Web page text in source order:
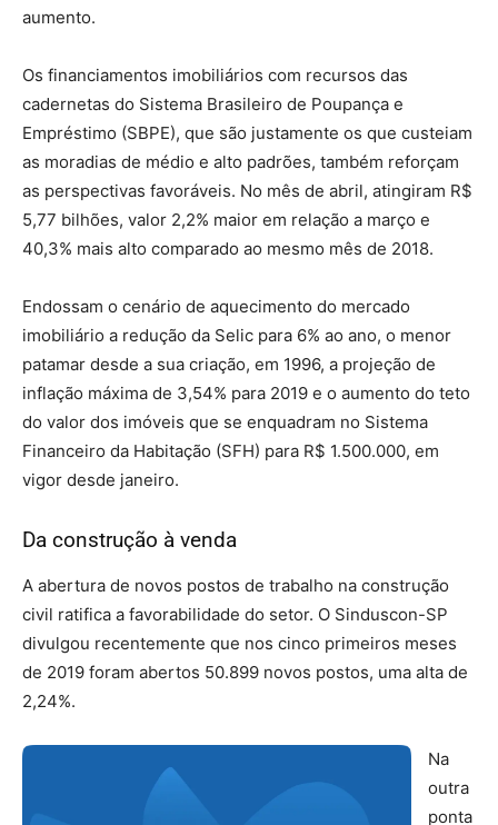
aumento.
Os financiamentos imobiliários com recursos das
cadernetas do Sistema Brasileiro de Poupança e
Empréstimo (SBPE), que são justamente os que custeiam
as moradias de médio e alto padrões, também reforçam
as perspectivas favoráveis. No mês de abril, atingiram R$
5,77 bilhões, valor 2,2% maior em relação a março e
40,3% mais alto comparado ao mesmo mês de 2018.
Endossam o cenário de aquecimento do mercado
imobiliário a redução da Selic para 6% ao ano, o menor
patamar desde a sua criação, em 1996, a projeção de
inflação máxima de 3,54% para 2019 e o aumento do teto
do valor dos imóveis que se enquadram no Sistema
Financeiro da Habitação (SFH) para R$ 1.500.000, em
vigor desde janeiro.
Da construção à venda
A abertura de novos postos de trabalho na construção
civil ratifica a favorabilidade do setor. O Sinduscon-SP
divulgou recentemente que nos cinco primeiros meses
de 2019 foram abertos 50.899 novos postos, uma alta de
2,24%.
Na
outra
ponta